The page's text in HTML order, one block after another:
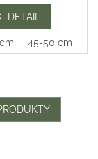
DETAIL
45-50 cm